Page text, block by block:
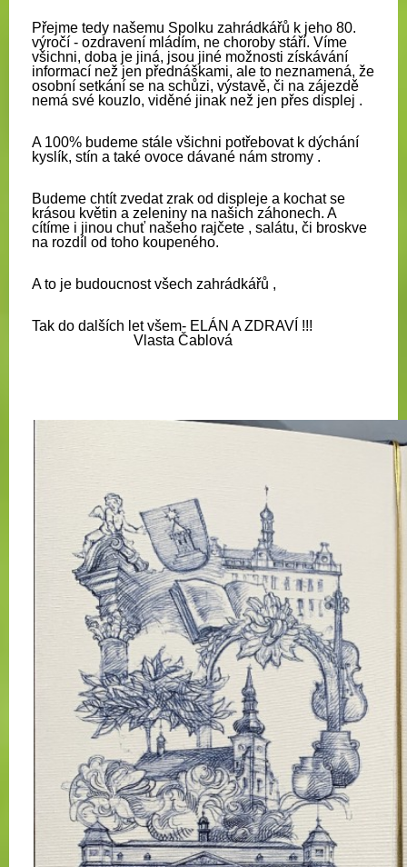
Přejme tedy našemu Spolku zahrádkářů k jeho 80.
výročí - ozdravení mládím, ne choroby stáří. Víme
všichni, doba je jiná, jsou jiné možnosti získávání
informací než jen přednáškami, ale to neznamená, že
osobní setkání se na schůzi, výstavě, či na zájezdě
nemá své kouzlo, viděné jinak než jen přes displej .
A 100% budeme stále všichni potřebovat k dýchání
kyslík, stín a také ovoce dávané nám stromy .
Budeme chtít zvedat zrak od displeje a kochat se
krásou květin a zeleniny na našich záhonech. A
cítíme i jinou chuť našeho rajčete , salátu, či broskve
na rozdíl od toho koupeného.
A to je budoucnost všech zahrádkářů ,
Tak do dalších let všem- ELÁN A ZDRAVÍ !!!
Vlasta Čablová